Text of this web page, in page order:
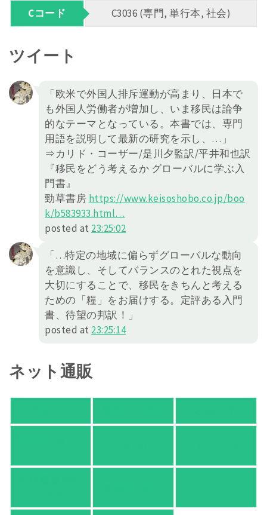
Cコード C3036 (専門, 単行本, 社会)
ツイート
「欧米で外国人排斥運動が高まり、日本で
も外国人労働者が増加し、いま移民は論争
的なテーマとなっている。本書では、専門
用語を説明して最新の研究を示し、…」
⇒カリド・コーザー/是川夕監訳/平井和也訳
『移民をどう考えるか グローバルに学ぶ入
門書』
勁草書房 https://www.keisoshobo.co.jp/boo
k/b583933.html…
posted at 23:25:02
「…特定の地域に偏らずグローバルな動向
を意識し、そしてバランスのとれた視点を
大切にすることで、移民をきちんと考える
ための「糧」をお届けする。定評ある入門
書、待望の邦訳！」
posted at 23:25:14
ネット通販